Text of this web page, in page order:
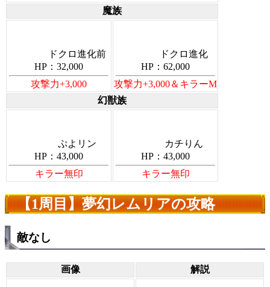
魔族
ドクロ進化前
HP：32,000
攻撃力+3,000
ドクロ進化
HP：62,000
攻撃力+3,000＆キラーM
幻獣族
ぷよリン
HP：43,000
キラー無印
カチりん
HP：43,000
キラー無印
【1周目】夢幻レムリアの攻略
敵なし
画像 解説